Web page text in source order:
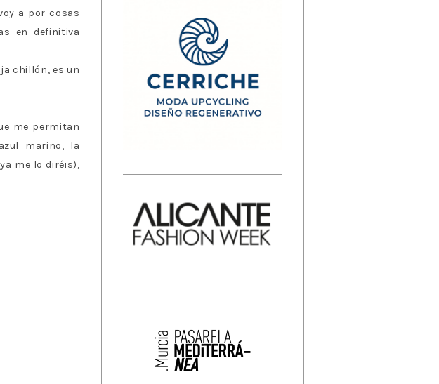
a por cosas
en definitiva
chillón, es un
me permitan
marino, la
me lo diréis),